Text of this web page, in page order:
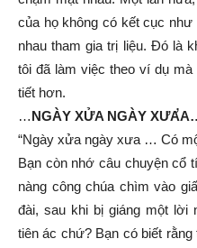
của họ không có kết cục như
nhau tham gia trị liệu. Đó là
tôi đã làm việc theo ví dụ
tiết hơn.
…NGÀY XỬA NGÀY XƯA
“Ngày xửa ngày xưa … Có
Bạn còn nhớ câu chuyện cổ
nàng công chúa chìm vào
đài, sau khi bị giáng một lời
tiên ác chứ? Bạn có biết